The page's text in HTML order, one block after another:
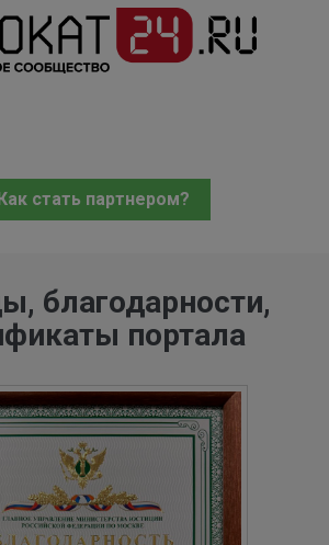
стать партнером?
благодарности,
портала